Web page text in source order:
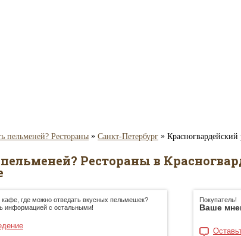
пельменей? Рестораны » Санкт-Петербург » Красногвардейский
пельменей? Рестораны в
кафе, где можно отведать вкусных пельмешек?
информацией с остальными!
Покупатель!
Ваше